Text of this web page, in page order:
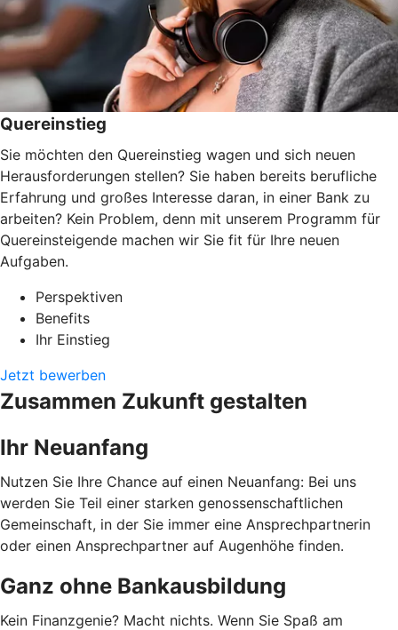
Quereinstieg
Sie möchten den Quereinstieg wagen und sich neuen
Herausforderungen stellen? Sie haben bereits berufliche
Erfahrung und großes Interesse daran, in einer Bank zu
arbeiten? Kein Problem, denn mit unserem Programm für
Quereinsteigende machen wir Sie fit für Ihre neuen
Aufgaben.
Perspektiven
Benefits
Ihr Einstieg
Jetzt bewerben
Zusammen Zukunft gestalten
Ihr Neuanfang
Nutzen Sie Ihre Chance auf einen Neuanfang: Bei uns
werden Sie Teil einer starken genossenschaftlichen
Gemeinschaft, in der Sie immer eine Ansprechpartnerin
oder einen Ansprechpartner auf Augenhöhe finden.
Ganz ohne Bankausbildung
Kein Finanzgenie? Macht nichts. Wenn Sie Spaß am